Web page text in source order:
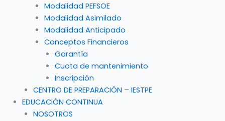
Modalidad PEFSOE
Modalidad Asimilado
Modalidad Anticipado
Conceptos Financieros
Garantía
Cuota de mantenimiento
Inscripción
CENTRO DE PREPARACIÓN – IESTPE
EDUCACIÓN CONTINUA
NOSOTROS